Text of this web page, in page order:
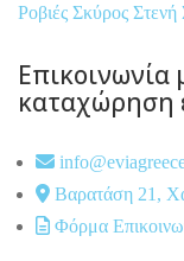
Ροβιές Σκύρος Στενή
Επικοινωνία
καταχώρηση
Βαρατάση 21,
Φόρμα